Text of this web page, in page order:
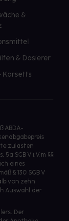
&
& Dosierer
Korsetts
ABDA-
zulasten
SGB V i.V.m §§
eines
§ 130 SGB V
von zehn
Auswahl der
Der